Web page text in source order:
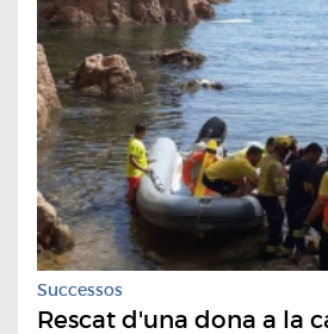
Successos
Rescat d'una dona a la